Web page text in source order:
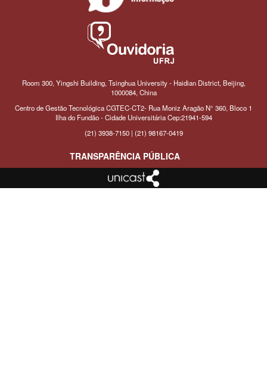
Room 300, Yingshi Building, Tsinghua University - Haidian District, Beijing,
1000084, China
Centro de Gestão Tecnológica CGTEC-CT2- Rua Moniz Aragão N° 360, Bloco 1
Ilha do Fundão - Cidade Universitária Cep:21941-594
(21) 3938-7150 | (21) 98167-0419
TRANSPARÊNCIA PÚBLICA